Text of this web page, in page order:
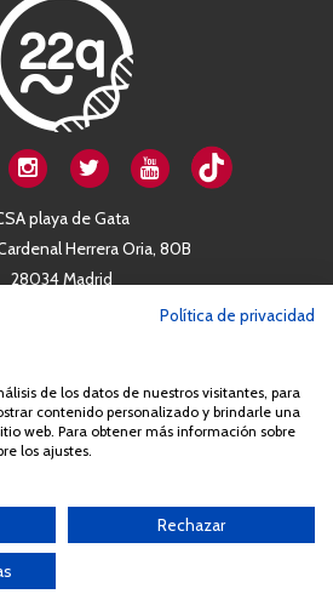
playa de Gata
Herrera Oria, 80B
28034 Madrid
o parte de los contenidos del sitio web
por escrito de la Asociación España
Política de privacidad
de los datos de nuestros visitantes, para
contenido personalizado y brindarle una
web. Para obtener más información sobre
los ajustes.
Rechazar